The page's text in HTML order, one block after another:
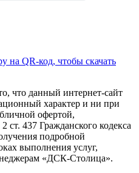
на QR-код, чтобы скачать
что данный интернет-сайт
характер и ни при
офертой,
ст. 437 Гражданского кодекса
подробной
выполнения услуг,
«ДСК-Столица».